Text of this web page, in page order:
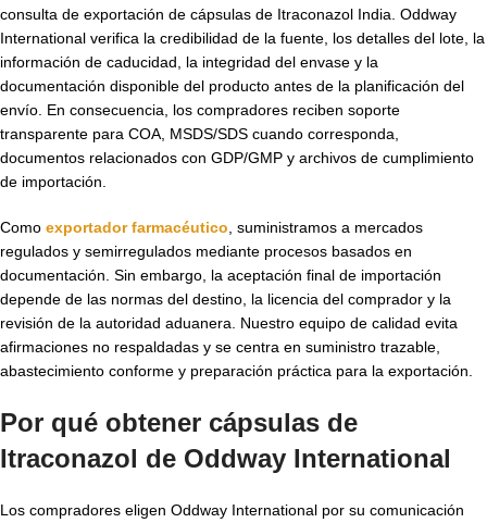
consulta de exportación de cápsulas de Itraconazol India. Oddway
International verifica la credibilidad de la fuente, los detalles del lote, la
información de caducidad, la integridad del envase y la
documentación disponible del producto antes de la planificación del
envío. En consecuencia, los compradores reciben soporte
transparente para COA, MSDS/SDS cuando corresponda,
documentos relacionados con GDP/GMP y archivos de cumplimiento
de importación.
Como exportador farmacéutico , suministramos a mercados
regulados y semirregulados mediante procesos basados en
documentación. Sin embargo, la aceptación final de importación
depende de las normas del destino, la licencia del comprador y la
revisión de la autoridad aduanera. Nuestro equipo de calidad evita
afirmaciones no respaldadas y se centra en suministro trazable,
abastecimiento conforme y preparación práctica para la exportación.
Por qué obtener cápsulas de
Itraconazol de Oddway International
Los compradores eligen Oddway International por su comunicación